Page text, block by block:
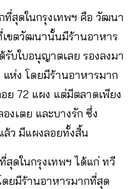
ที่สุดในกรุงเทพฯ คือ วัฒนา
เขตวัฒนานั้นมีร้านอาหาร
บใบอนุญาตเลย รองลงมา
ห่ง โดยมีร้านอาหารมาก
ย 72 แผง แต่มีตลาดเพียง
งเตย และบางรัก ซึ่ง
ว มีแผงลอยทั้งสิ้น
ดในกรุงเทพฯ ได้แก่ ทวี
ยมีร้านอาหารมากที่สุด